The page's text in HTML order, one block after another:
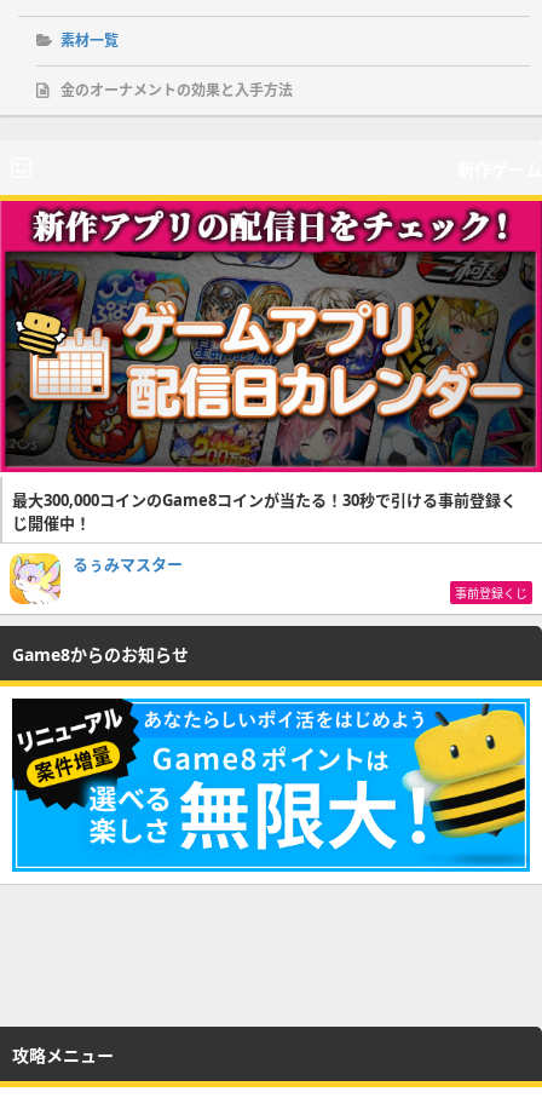
素材一覧
金のオーナメントの効果と入手方法
最大300,000コインのGame8コインが当たる！30秒で引ける事前登録く
じ開催中！
るぅみマスター
事前登録くじ
Game8からのお知らせ
攻略メニュー